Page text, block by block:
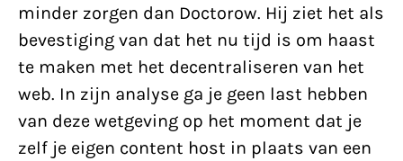
minder zorgen dan Doctorow. Hij ziet het als
bevestiging van dat het nu tijd is om haast
te maken met het decentraliseren van het
web. In zijn analyse ga je geen last hebben
van deze wetgeving op het moment dat je
zelf je eigen content host in plaats van een